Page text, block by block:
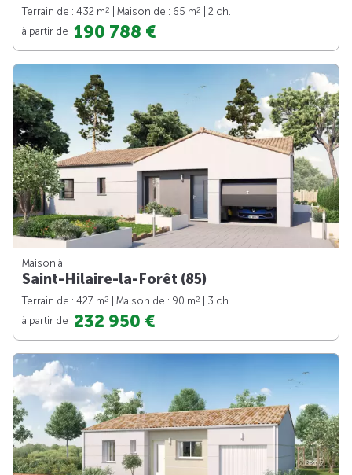
Terrain de : 432 m2 | Maison de : 65 m2
| 2 ch.
à partir de 190 788 €
Maison à
Saint-Hilaire-la-Forêt (85)
Terrain de : 427 m2 | Maison de : 90 m2
| 3 ch.
à partir de 232 950 €